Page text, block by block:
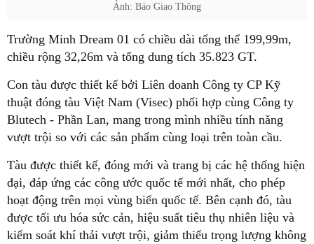
Ảnh: Báo Giao Thông
Trường Minh Dream 01 có chiều dài tổng thể 199,99m,
chiều rộng 32,26m và tổng dung tích 35.823 GT.
Con tàu được thiết kế bởi Liên doanh Công ty CP Kỹ
thuật đóng tàu Việt Nam (Visec) phối hợp cùng Công ty
Blutech - Phần Lan, mang trong mình nhiều tính năng
vượt trội so với các sản phẩm cùng loại trên toàn cầu.
Tàu được thiết kế, đóng mới và trang bị các hệ thống hiện
đại, đáp ứng các công ước quốc tế mới nhất, cho phép
hoạt động trên mọi vùng biển quốc tế. Bên cạnh đó, tàu
được tối ưu hóa sức cản, hiệu suất tiêu thụ nhiên liệu và
kiểm soát khí thải vượt trội, giảm thiểu trọng lượng không